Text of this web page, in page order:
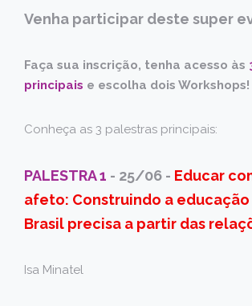
Venha participar deste super
Faça sua inscrição, tenha acesso às
principais e escolha dois Workshops!
Conheça as 3 palestras principais:
PALESTRA 1 - 25/06 - Educar
afeto: Construindo a educação
Brasil precisa a partir das
Isa Minatel